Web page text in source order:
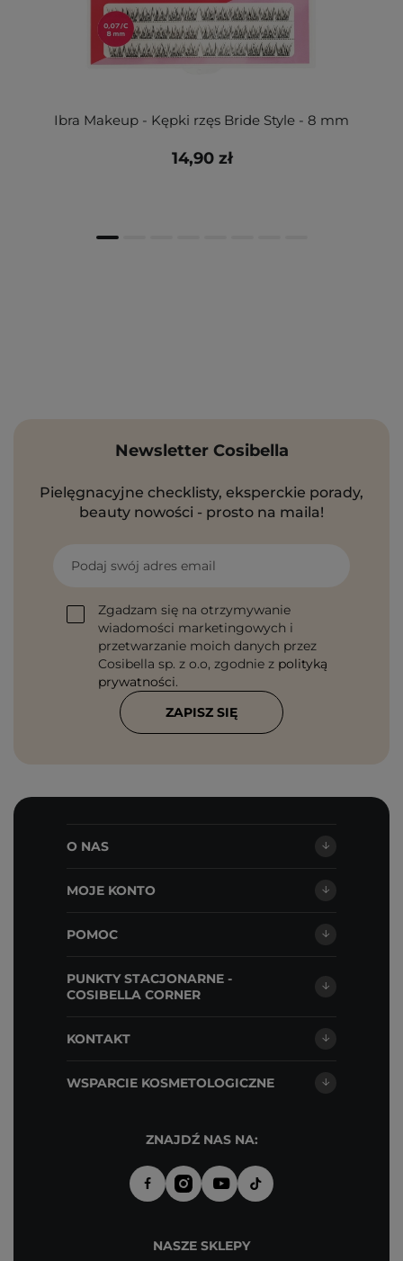
Ibra Makeup - Kępki rzęs Bride Style - 8 mm
14,90 zł
Newsletter Cosibella
Pielęgnacyjne checklisty, eksperckie porady,
beauty nowości - prosto na maila!
Podaj swój adres email
Zgadzam się na otrzymywanie
wiadomości marketingowych i
przetwarzanie moich danych przez
Cosibella sp. z o.o, zgodnie z polityką
prywatności.
ZAPISZ SIĘ
O NAS
MOJE KONTO
POMOC
PUNKTY STACJONARNE -
COSIBELLA CORNER
KONTAKT
WSPARCIE KOSMETOLOGICZNE
ZNAJDŹ NAS NA:
NASZE SKLEPY